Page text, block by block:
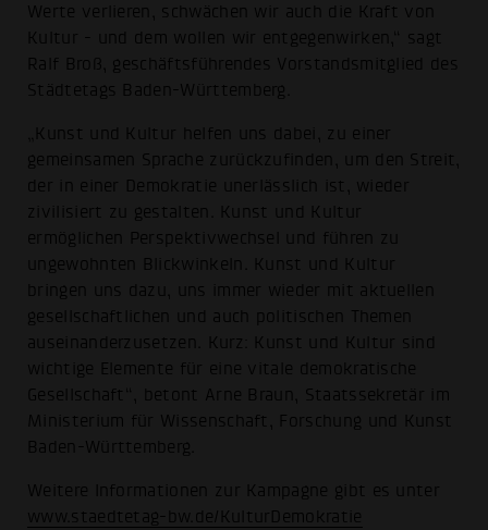
Werte verlieren, schwächen wir auch die Kraft von
Kultur - und dem wollen wir entgegenwirken,“ sagt
Ralf Broß, geschäftsführendes Vorstandsmitglied des
Städtetags Baden-Württemberg.
„Kunst und Kultur helfen uns dabei, zu einer
gemeinsamen Sprache zurückzufinden, um den Streit,
der in einer Demokratie unerlässlich ist, wieder
zivilisiert zu gestalten. Kunst und Kultur
ermöglichen Perspektivwechsel und führen zu
ungewohnten Blickwinkeln. Kunst und Kultur
bringen uns dazu, uns immer wieder mit aktuellen
gesellschaftlichen und auch politischen Themen
auseinanderzusetzen. Kurz: Kunst und Kultur sind
wichtige Elemente für eine vitale demokratische
Gesellschaft“, betont Arne Braun, Staatssekretär im
Ministerium für Wissenschaft, Forschung und Kunst
Baden-Württemberg.
Weitere Informationen zur Kampagne gibt es unter
www.staedtetag-bw.de/KulturDemokratie